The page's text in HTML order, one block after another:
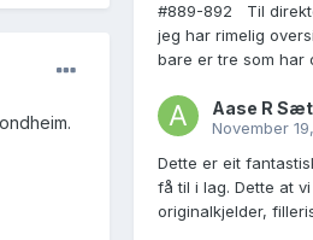
#889-892 Til
jeg har rimelig
bare er tre som har
Aase R
November
Dette er eit
få til i lag. Dette at
originalkjelder,